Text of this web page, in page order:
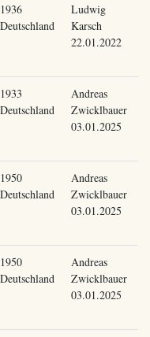
1936
Deutschland
Ludwig
Karsch
22.01.2022
1933
Deutschland
Andreas
Zwicklbauer
03.01.2025
1950
Deutschland
Andreas
Zwicklbauer
03.01.2025
1950
Deutschland
Andreas
Zwicklbauer
03.01.2025